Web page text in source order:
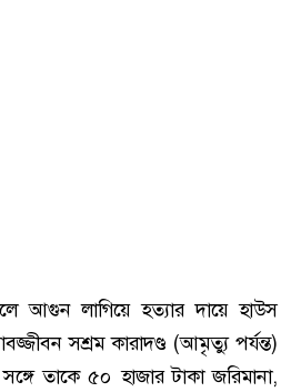
আগুন লাগিয়ে হত্যার দায়ে হাউস
সশ্রম কারাদণ্ড (আমৃত্যু পর্যন্ত)
তাকে ৫০ হাজার টাকা জরিমানা,